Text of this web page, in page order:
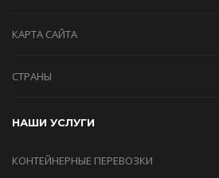
КАРТА САЙТА
СТРАНЫ
НАШИ УСЛУГИ
КОНТЕЙНЕРНЫЕ ПЕРЕВОЗКИ